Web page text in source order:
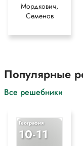
Мордкович,
Семенов
Популярные
Все решебники
География
10-11